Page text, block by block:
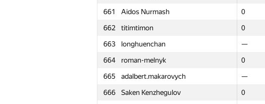
661
Aidos Nurmash 0
662
titimtimon 0
663
longhuenchan —
664
roman-melnyk 0
665
adalbert.makarovych —
666
Saken Kenzhegulov 0